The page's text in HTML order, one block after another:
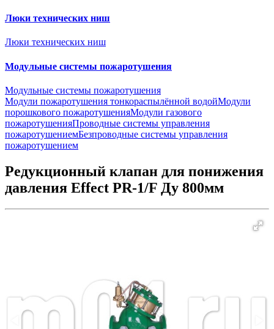
Люки технических ниш
Люки технических ниш
Модульные системы пожаротушения
Модульные системы пожаротушения
Модули пожаротушения тонкораспылённой водойМодули
порошкового пожаротушенияМодули газового
пожаротушенияПроводные системы управления
пожаротушениемБезпроводные системы управления
пожаротушением
Редукционный клапан для понижения
давления Effect PR-1/F Ду 800мм